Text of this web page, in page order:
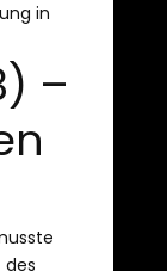
in
–
des